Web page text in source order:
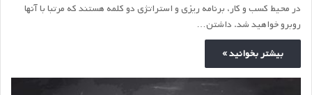
در محیط کسب و کار، برنامه ریزی و استراتژی دو کلمه هستند که مرتبا با آنها
روبرو خواهید شد. داشتن…
بیشتر بخوانید »